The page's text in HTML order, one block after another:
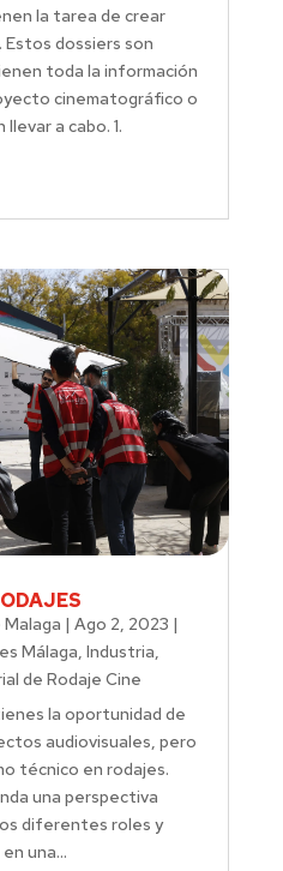
la tarea de crear
dossiers son
toda la información
cinematográfico o
a cabo. 1.
Malaga | Ago 2, 2023 |
Málaga, Industria,
de Rodaje Cine
la oportunidad de
audiovisuales, pero
técnico en rodajes.
una perspectiva
diferentes roles y
una...